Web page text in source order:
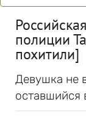
полиции
похитили]
Девушка не
оставшийся